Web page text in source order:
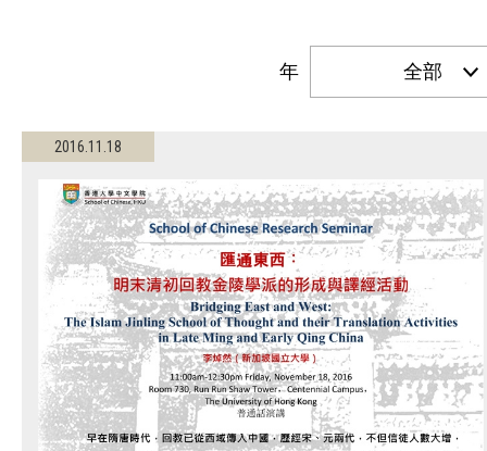
年 全部
2016.11.18